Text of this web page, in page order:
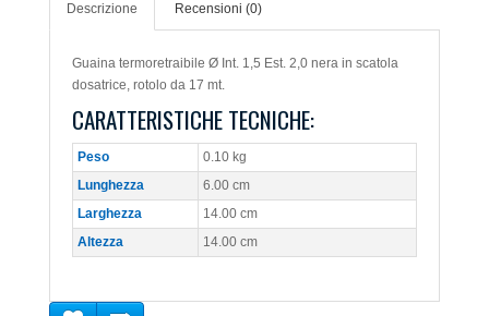
Descrizione Recensioni (0)
Guaina termoretraibile Ø Int. 1,5 Est. 2,0 nera in scatola
dosatrice, rotolo da 17 mt.
CARATTERISTICHE TECNICHE:
Peso
0.10 kg
Lunghezza
6.00 cm
Larghezza
14.00 cm
Altezza
14.00 cm